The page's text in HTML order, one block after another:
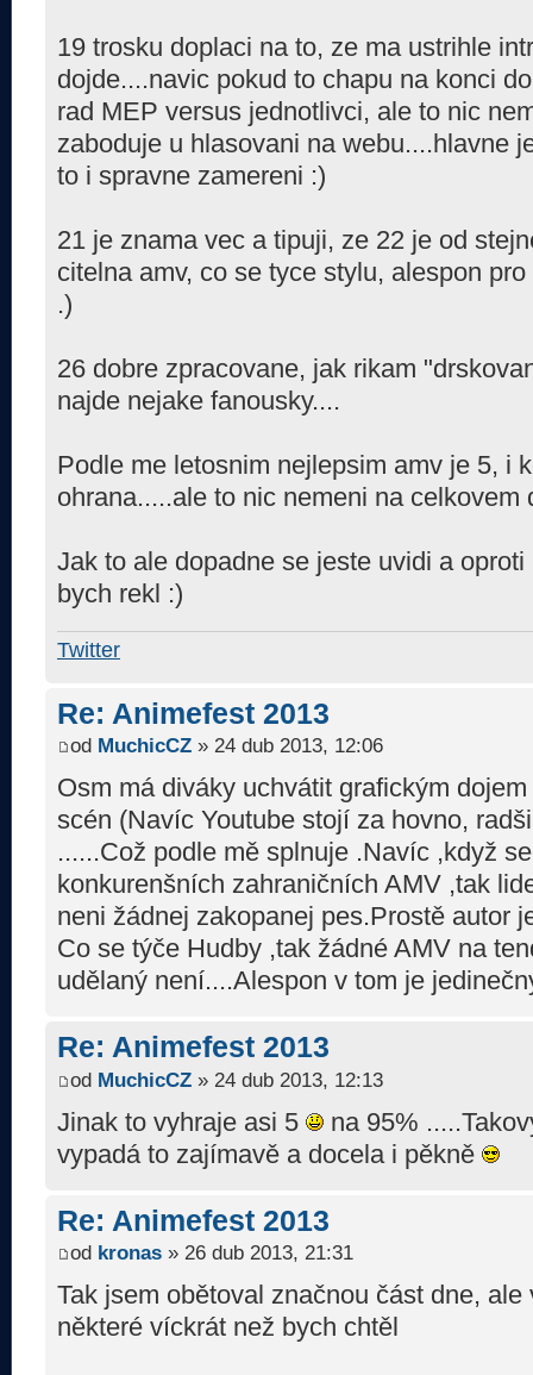
19 trosku doplaci na to, ze ma ustrihle
dojde....navic pokud to chapu na konci
rad MEP versus jednotlivci, ale to nic
zaboduje u hlasovani na webu....hlavne
to i spravne zamereni :)
21 je znama vec a tipuji, ze 22 je od
citelna amv, co se tyce stylu, alespon
.)
26 dobre zpracovane, jak rikam
najde nejake fanousky....
Podle me letosnim nejlepsim amv je 5, i
ohrana.....ale to nic nemeni na celkovem
Jak to ale dopadne se jeste uvidi a
bych rekl :)
Twitter
Re: Animefest 2013
od MuchicCZ » 24 dub 2013, 12:06
Osm má diváky uchvátit grafickým
scén (Navíc Youtube stojí za hovno,
......Což podle mě splnuje .Navíc ,když
konkurenšních zahraničních AMV ,tak
neni žádnej zakopanej pes.Prostě autor
Co se týče Hudby ,tak žádné AMV na
udělaný není....Alespon v tom je
Re: Animefest 2013
od MuchicCZ » 24 dub 2013, 12:13
Jinak to vyhraje asi 5
na 95%
vypadá to zajímavě a docela i pěkně
Re: Animefest 2013
od kronas » 26 dub 2013, 21:31
Tak jsem obětoval značnou část dne,
některé víckrát než bych chtěl